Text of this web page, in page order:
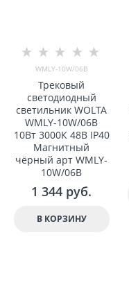
WMLY-10W/06B
Трековый
светодиодный
светильник WOLTA
WMLY-10W/06B
10Вт 3000К 48В IP40
Магнитный
чёрный арт WMLY-
10W/06B
1 344 руб.
В КОРЗИНУ